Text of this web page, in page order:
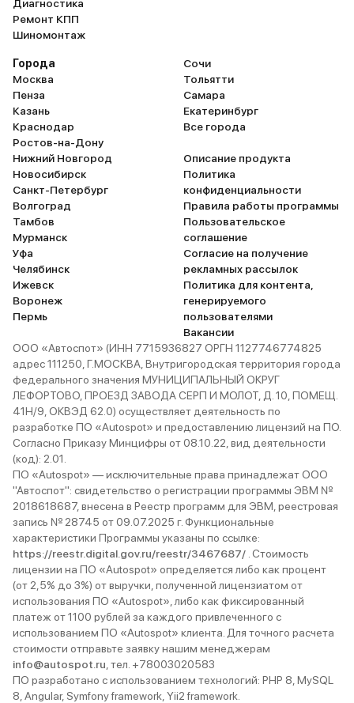
Диагностика
Ремонт КПП
Шиномонтаж
Города
Москва
Пенза
Казань
Краснодар
Ростов-на-Дону
Нижний Новгород
Новосибирск
Санкт-Петербург
Волгоград
Тамбов
Мурманск
Уфа
Челябинск
Ижевск
Воронеж
Пермь
Сочи
Тольятти
Самара
Екатеринбург
Все города
Описание продукта
Политика
конфиденциальности
Правила работы программы
Пользовательское
соглашение
Согласие на получение
рекламных рассылок
Политика для контента,
генерируемого
пользователями
Вакансии
ООО «Автоспот» (ИНН 7715936827 ОРГН 1127746774825
адрес 111250, Г.МОСКВА, Внутригородская территория города
федерального значения МУНИЦИПАЛЬНЫЙ ОКРУГ
ЛЕФОРТОВО, ПРОЕЗД ЗАВОДА СЕРП И МОЛОТ, Д. 10, ПОМЕЩ.
41Н/9, ОКВЭД 62.0) осуществляет деятельность по
разработке ПО «Autospot» и предоставлению лицензий на ПО.
Согласно Приказу Минцифры от 08.10.22, вид деятельности
(код): 2.01.
ПО «Autospot» — исключительные права принадлежат ООО
"Автоспот": свидетельство о регистрации программы ЭВМ №
2018618687, внесена в Реестр программ для ЭВМ, реестровая
запись № 28745 от 09.07.2025 г. Функциональные
характеристики Программы указаны по ссылке:
https://reestr.digital.gov.ru/reestr/3467687/ . Стоимость
лицензии на ПО «Autospot» определяется либо как процент
(от 2,5% до 3%) от выручки, полученной лицензиатом от
использования ПО «Autospot», либо как фиксированный
платеж от 1100 рублей за каждого привлеченного с
использованием ПО «Autospot» клиента. Для точного расчета
стоимости отправьте заявку нашим менеджерам
info@autospot.ru , тел. +78003020583
ПО разработано с использованием технологий: PHP 8, MySQL
8, Angular, Symfony framework, Yii2 framework.